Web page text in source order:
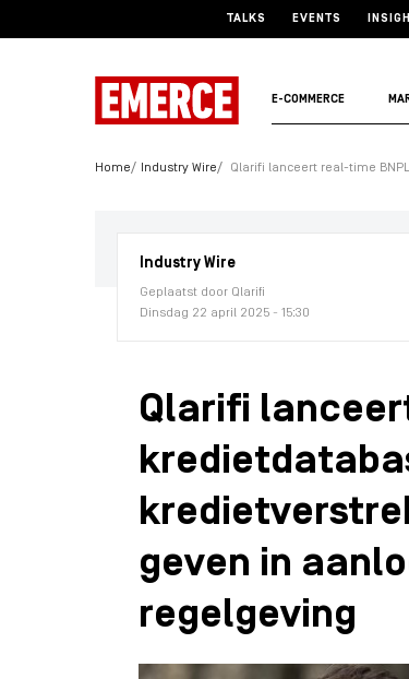
TALKS EVENTS
E-COMMERCE
Home Industry Wire Qlarifi lanceert real-time
Industry Wire
Geplaatst door Qlarifi
Dinsdag 22 april 2025 - 15:30
Qlarifi
geven in
regelgeving